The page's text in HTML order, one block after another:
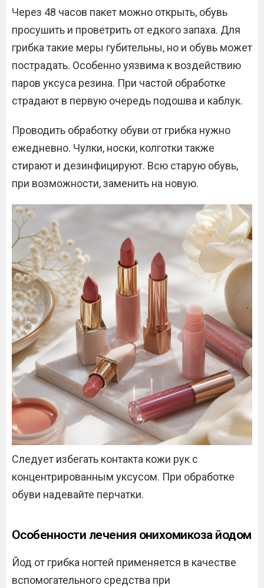
Через 48 часов пакет можно открыть, обувь
просушить и проветрить от едкого запаха. Для
грибка такие меры губительны, но и обувь может
пострадать. Особенно уязвима к воздействию
паров уксуса резина. При частой обработке
страдают в первую очередь подошва и каблук.
Проводить обработку обуви от грибка нужно
ежедневно. Чулки, носки, колготки также
стирают и дезинфицируют. Всю старую обувь,
при возможности, заменить на новую.
Следует избегать контакта кожи рук с
концентрированным уксусом. При обработке
обуви надевайте перчатки.
Особенности лечения онихомикоза йодом
Йод от грибка ногтей применяется в качестве
вспомогательного средства при